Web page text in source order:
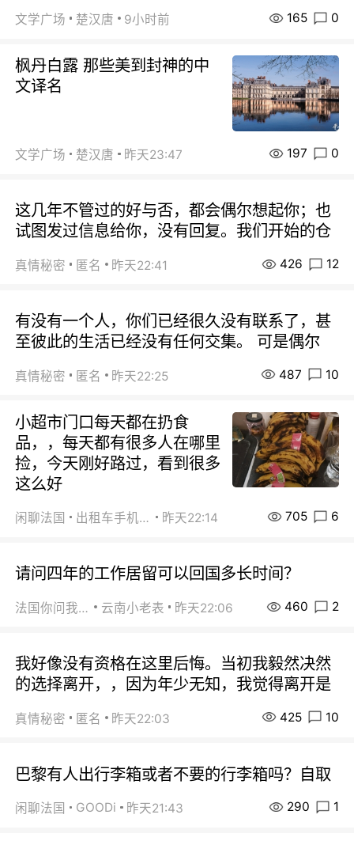
文学广场 楚汉唐 9小时前 165 0
枫丹白露 那些美到封神的中
文译名
文学广场 楚汉唐 昨天23:47 197 0
这几年不管过的好与否，都会偶尔想起你；也
试图发过信息给你，没有回复。我们开始的仓
真情秘密 匿名 昨天22:41 426 12
有没有一个人，你们已经很久没有联系了，甚
至彼此的生活已经没有任何交集。 可是偶尔
真情秘密 匿名 昨天22:25 487 10
小超市门口每天都在扔食
品，，每天都有很多人在哪里
捡，今天刚好路过，看到很多
这么好
闲聊法国 出租车手机0626 昨天22:14 705 6
请问四年的工作居留可以回国多长时间？
法国你问我答 云南小老表 昨天22:06 460 2
我好像没有资格在这里后悔。当初我毅然决然
的选择离开，，因为年少无知，我觉得离开是
真情秘密 匿名 昨天22:03 425 10
巴黎有人出行李箱或者不要的行李箱吗？自取
闲聊法国 GOODi 昨天21:43 290 1